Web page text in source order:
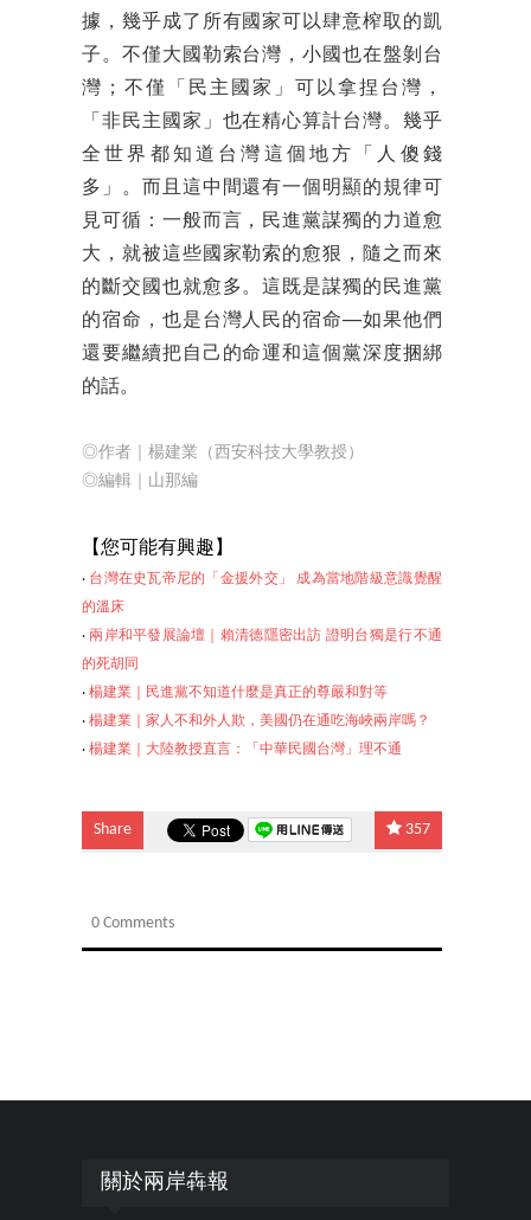
據，幾乎成了所有國家可以肆意榨取的凱
子。不僅大國勒索台灣，小國也在盤剝台
灣；不僅「民主國家」可以拿捏台灣，
「非民主國家」也在精心算計台灣。幾乎
全世界都知道台灣這個地方「人傻錢
多」。而且這中間還有一個明顯的規律可
見可循：一般而言，民進黨謀獨的力道愈
大，就被這些國家勒索的愈狠，隨之而來
的斷交國也就愈多。這既是謀獨的民進黨
的宿命，也是台灣人民的宿命──如果他們
還要繼續把自己的命運和這個黨深度捆綁
的話。
◎作者｜楊建業（西安科技大學教授）
◎編輯｜山那編
【您可能有興趣】
‧ 台灣在史瓦帝尼的「金援外交」 成為當地階級意識覺醒
的溫床
‧ 兩岸和平發展論壇｜賴清德隱密出訪 證明台獨是行不通
的死胡同
‧ 楊建業｜民進黨不知道什麼是真正的尊嚴和對等
‧ 楊建業｜家人不和外人欺，美國仍在通吃海峽兩岸嗎？
‧ 楊建業｜大陸教授直言：「中華民國台灣」理不通
Share 357
0 Comments
關於兩岸犇報